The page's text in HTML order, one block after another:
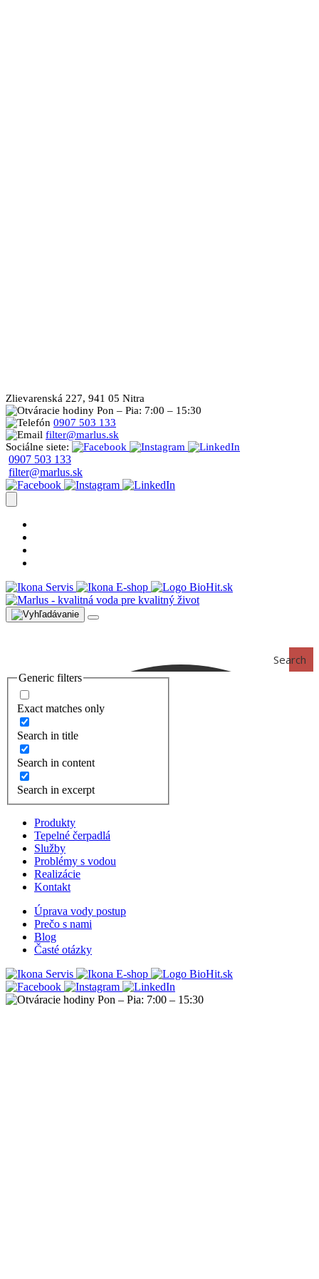
Zlievarenská 227, 941 05 Nitra
Pon – Pia: 7:00 – 15:30
0907 503 133
filter@marlus.sk
Sociálne siete:
0907 503 133
filter@marlus.sk
Servis E-shop
Search
Generic filters
Exact matches only
Search in title
Search in content
Search in excerpt
Produkty
Tepelné čerpadlá
Služby
Problémy s vodou
Realizácie
Kontakt
Úprava vody postup
Prečo s nami
Blog
Časté otázky
Servis
E-shop
Pon – Pia: 7:00 – 15:30